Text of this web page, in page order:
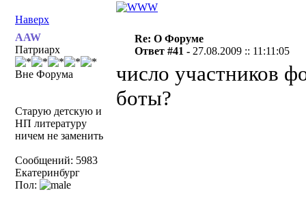
Наверх
AAW
Патриарх
Вне Форума
Старую детскую и
НП литературу
ничем не заменить
Сообщений: 5983
Екатеринбург
Пол:
Re: О Форуме
Ответ #41 - 27.08.2009 :: 11:11:05
число участников
боты?